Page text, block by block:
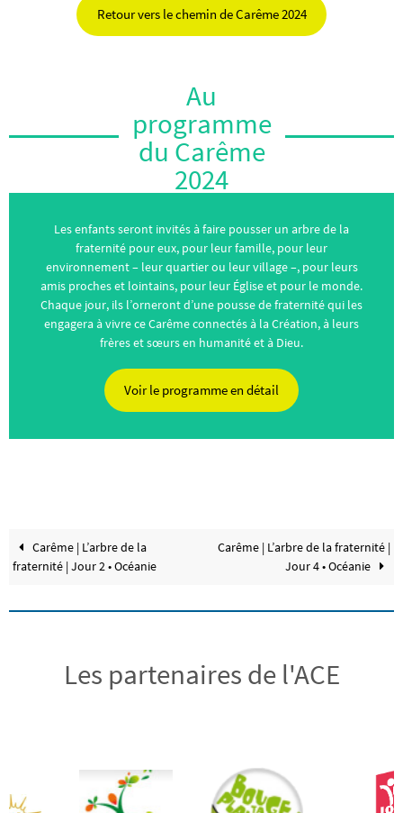
Retour vers le chemin de Carême 2024
Au
programme
du Carême
2024
Les enfants seront invités à faire pousser un arbre de la
fraternité pour eux, pour leur famille, pour leur
environnement – leur quartier ou leur village –, pour leurs
amis proches et lointains, pour leur Église et pour le monde.
Chaque jour, ils l’orneront d’une pousse de fraternité qui les
engagera à vivre ce Carême connectés à la Création, à leurs
frères et sœurs en humanité et à Dieu.
Voir le programme en détail
Carême | L’arbre de la
fraternité | Jour 2 • Océanie
Carême | L’arbre de la fraternité |
Jour 4 • Océanie
Les partenaires de l'ACE